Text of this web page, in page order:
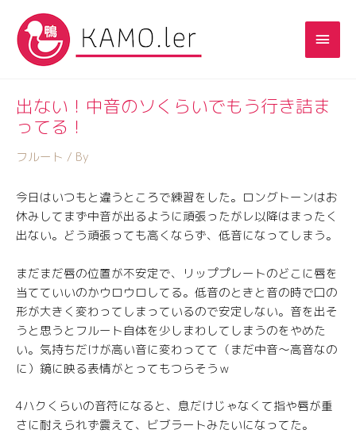
出ない！中音のソくらいでもう行き詰ま
ってる！
フルート / By
今日はいつもと違うところで練習をした。ロングトーンはお
休みしてまず中音が出るように頑張ったがレ以降はまったく
出ない。どう頑張っても高くならず、低音になってしまう。
まだまだ唇の位置が不安定で、リッププレートのどこに唇を
当てていいのかウロウロしてる。低音のときと音の時で口の
形が大きく変わってしまっているので安定しない。音を出そ
うと思うとフルート自体を少しまわしてしまうのをやめた
い。気持ちだけが高い音に変わってて（まだ中音〜高音なの
に）鏡に映る表情がとってもつらそうｗ
4ハクくらいの音符になると、息だけじゃなくて指や唇が重
さに耐えられず震えて、ビブラートみたいになってた。